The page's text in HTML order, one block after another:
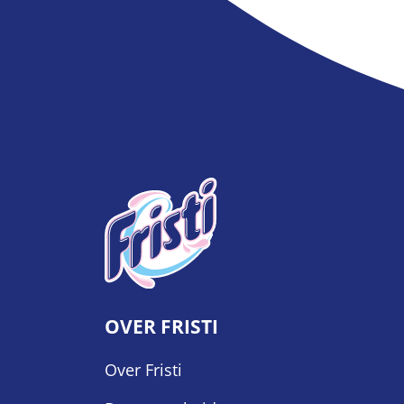
OVER FRISTI
Over Fristi